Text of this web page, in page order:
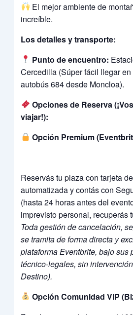
El mejor ambiente de
increíble.
Los detalles y transporte:
Punto de encuentro:
Cercedilla (Súper fácil llegar
autobús 684 desde Moncloa).
Opciones de Reserva
viajar!):
Opción Premium
Reservás tu plaza con tarjeta
automatizada y contás con
(hasta 24 horas antes del
imprevisto personal, recuperás
Toda gestión de cancelación,
se tramita de forma directa y
plataforma Eventbrite, bajo sus
técnico-legales, sin
Destino).
Opción Comunidad VIP